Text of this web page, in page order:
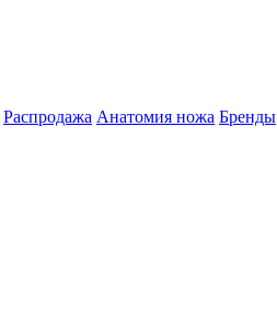
Распродажа Анатомия ножа Бренды